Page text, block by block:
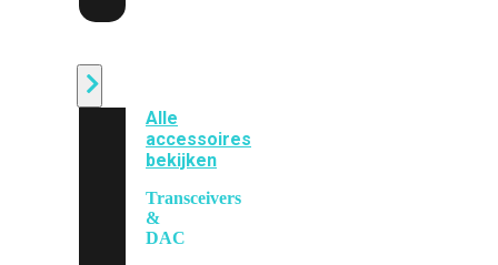
Alle
accessoires
bekijken
Transceivers
&
DAC